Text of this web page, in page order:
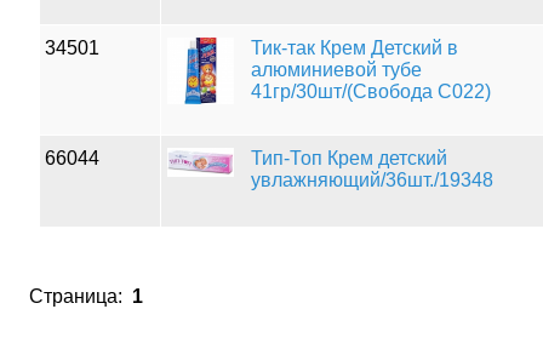
34501
Тик-так Крем Детский в
алюминиевой тубе
41гр/30шт/(Свобода С022)
66044
Тип-Топ Крем детский
увлажняющий/36шт./19348
Страница: 1